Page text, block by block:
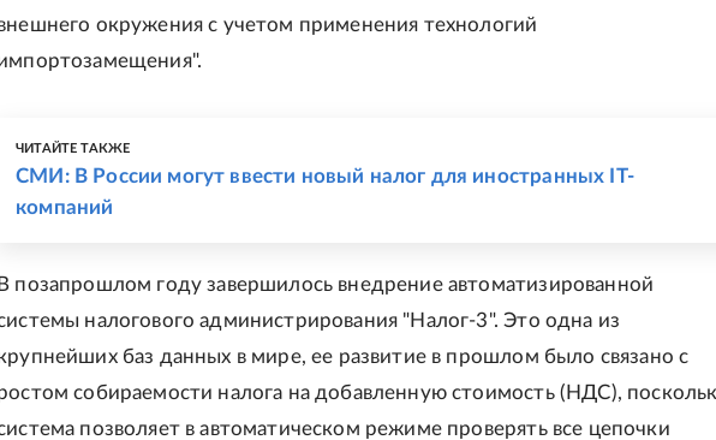
окружения с учетом применения технологий
ЧИТАЙТЕ ТАКЖЕ
СМИ: В России могут ввести новый налог для иностранных IT-
компаний
В позапрошлом году завершилось внедрение автоматизированной
налогового администрирования "Налог-3". Это одна из
баз данных в мире, ее развитие в прошлом было связано с
собираемости налога на добавленную стоимость (НДС),
позволяет в автоматическом режиме проверять все цепочки